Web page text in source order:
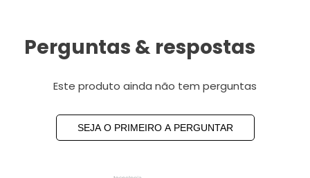
Perguntas & respostas
Este produto ainda não tem perguntas
SEJA O PRIMEIRO A PERGUNTAR